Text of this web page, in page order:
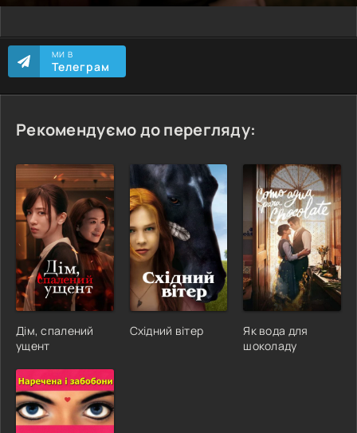
МИ В
Телеграм
Рекомендуємо до перегляду:
Дім, спалений
ущент
Східний вітер
Як вода для
шоколаду